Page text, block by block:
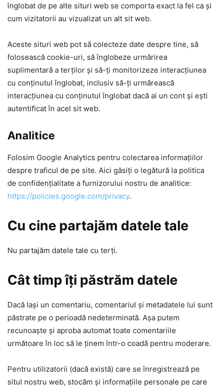
înglobat de pe alte situri web se comporta exact la fel ca și
cum vizitatorii au vizualizat un alt sit web.
Aceste situri web pot să colecteze date despre tine, să
folosească cookie-uri, să înglobeze urmărirea
suplimentară a terților și să-ți monitorizeze interacțiunea
cu conținutul înglobat, inclusiv să-ți urmărească
interacțiunea cu conținutul înglobat dacă ai un cont și ești
autentificat în acel sit web.
Analitice
Folosim Google Analytics pentru colectarea informațiilor
despre traficul de pe site. Aici găsiți o legătură la politica
de confidențialitate a furnizorului nostru de analitice:
https://policies.google.com/privacy.
Cu cine partajăm datele tale
Nu partajăm datele tale cu terți.
Cât timp îți păstrăm datele
Dacă lași un comentariu, comentariul și metadatele lui sunt
păstrate pe o perioadă nedeterminată. Așa putem
recunoaște și aproba automat toate comentariile
următoare în loc să le ținem într-o coadă pentru moderare.
Pentru utilizatorii (dacă există) care se înregistrează pe
situl nostru web, stocăm și informațiile personale pe care